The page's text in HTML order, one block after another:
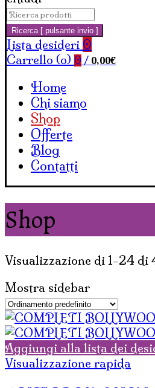
Carrello
Cerca:
Ricerca [ pulsante invio ]
Lista desideri 0
Carrello (o) 0 / 0,00€
Home
Chi siamo
Shop
Offerte
Blog
Contatti
Shop
Visualizzazione di 1-24 di
Mostra sidebar
Aggiungi alla lista dei
Visualizzazione rapida